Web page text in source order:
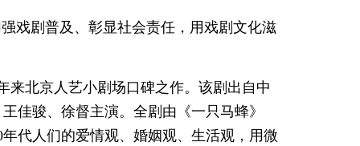
戏剧普及、彰显社会责任，用戏剧文化滋
来北京人艺小剧场口碑之作。该剧出自中
佳骏、徐督主演。全剧由《一只马蜂》
代人们的爱情观、婚姻观、生活观，用微